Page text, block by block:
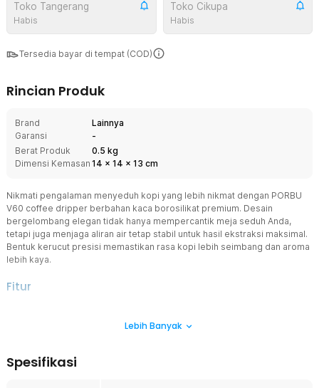
Toko Tangerang
Habis
Toko Cikupa
Habis
Tersedia bayar di tempat (COD)
Rincian Produk
Brand
Lainnya
Garansi
-
Berat Produk
0.5 kg
Dimensi Kemasan 14 x 14 x 13 cm
Nikmati pengalaman menyeduh kopi yang lebih nikmat dengan PORBU
V60 coffee dripper berbahan kaca borosilikat premium. Desain
bergelombang elegan tidak hanya mempercantik meja seduh Anda,
tetapi juga menjaga aliran air tetap stabil untuk hasil ekstraksi maksimal.
Bentuk kerucut presisi memastikan rasa kopi lebih seimbang dan aroma
lebih kaya.
Fitur
V60 coffee dripper ini dibuat dari kaca transparan dengan pola
membantu menjaga aliran air tetap stabil saat proses penyeduhan
Lebih Banyak
Spesifikasi